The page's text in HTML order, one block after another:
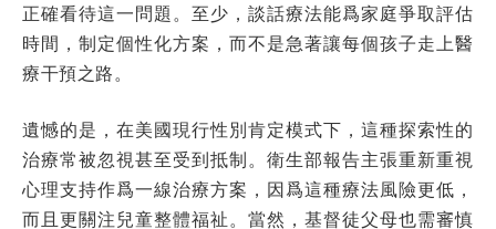
正確看待這一問題。至少，談話療法能爲家庭爭取評估
時間，制定個性化方案，而不是急著讓每個孩子走上醫
療干預之路。
遺憾的是，在美國現行性別肯定模式下，這種探索性的
治療常被忽視甚至受到抵制。衛生部報告主張重新重視
心理支持作爲一線治療方案，因爲這種療法風險更低，
而且更關注兒童整體福祉。當然，基督徒父母也需審慎